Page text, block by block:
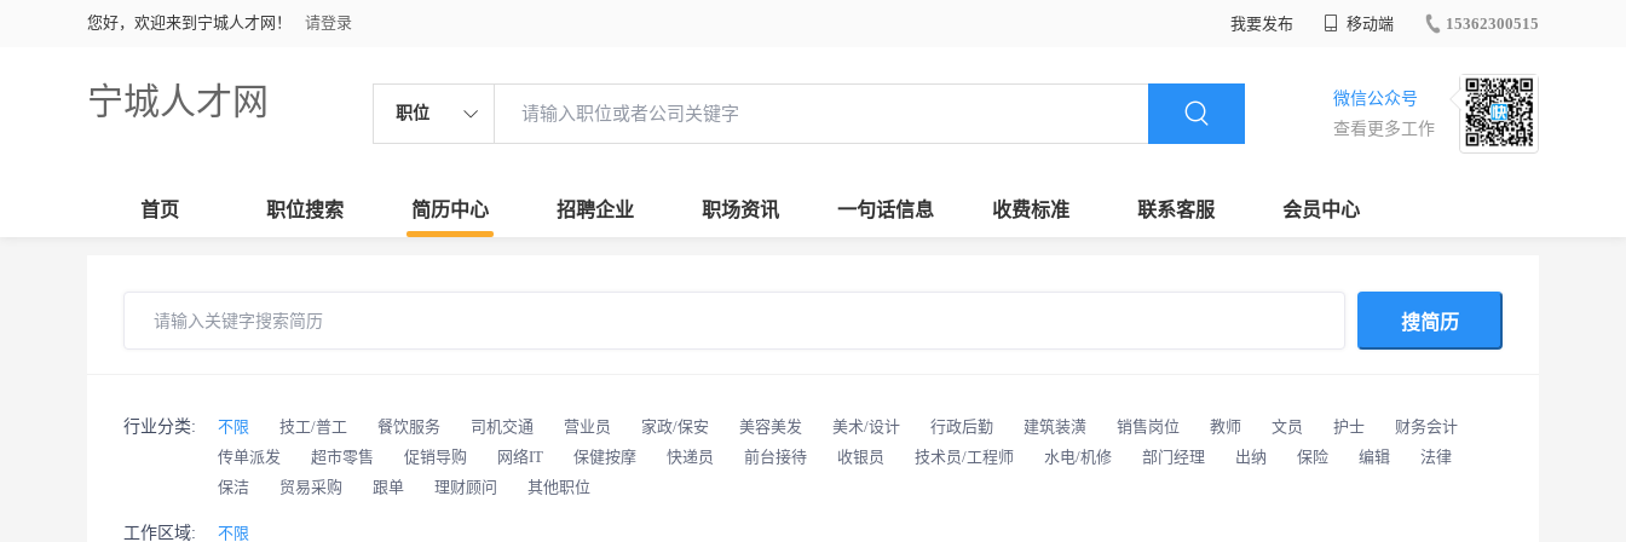
您好，欢迎来到宁城人才网！ 请登录 我要发布 移动端 15362300515
宁城人才网 职位
微信公众号
查看更多工作
首页 职位搜索 简历中心 招聘企业 职场资讯 一句话信息 收费标准 联系客服 会员中心
搜简历
行业分类: 不限 技工/普工 餐饮服务 司机交通 营业员 家政/保安 美容美发 美术/设计 行政后勤 建筑装潢 销售岗位 教师 文员 护士
财务会计
传单派发
超市零售 促销导购 网络IT 保健按摩 快递员 前台接待 收银员 技术员/工程师 水电/机修 部门经理 出纳 保险 编辑
法律
保洁
贸易采购 跟单 理财顾问 其他职位
工作区域: 不限